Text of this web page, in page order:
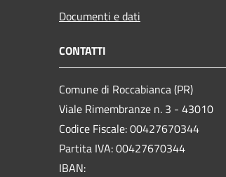
Documenti e dati
CONTATTI
Comune di Roccabianca (PR)
Viale Rimembranze n. 3 - 43010
Codice Fiscale: 00427670344
Partita IVA: 00427670344
IBAN: